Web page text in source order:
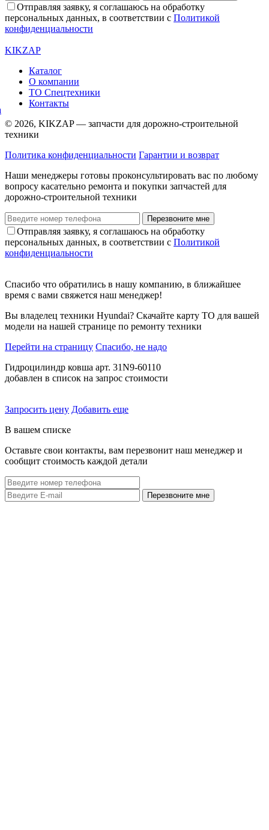
Отправляя заявку, я соглашаюсь на обработку
персональных данных, в соответствии с Политикой
конфиденциальности
KIKZAP
Каталог
О компании
ТО Спецтехники
Контакты
© 2026, KIKZAP — запчасти для дорожно-строительной
техники
Политика конфиденциальности Гарантии и возврат
Наши менеджеры готовы проконсультировать вас по любому
вопросу касательно ремонта и покупки запчастей для
дорожно-строительной техники
Перезвоните мне
Отправляя заявку, я соглашаюсь на обработку
персональных данных, в соответствии с Политикой
конфиденциальности
Спасибо что обратились в нашу компанию, в ближайшее
время с вами свяжется наш менеджер!
Вы владелец техники Hyundai? Скачайте карту ТО для вашей
модели на нашей странице по ремонту техники
Перейти на страницу Спасибо, не надо
Гидроцилиндр ковша арт. 31N9-60110
добавлен в список на запрос стоимости
Запросить цену Добавить еще
В вашем списке
Оставьте свои контакты, вам перезвонит наш менеджер и
сообщит стоимость каждой детали
Перезвоните мне